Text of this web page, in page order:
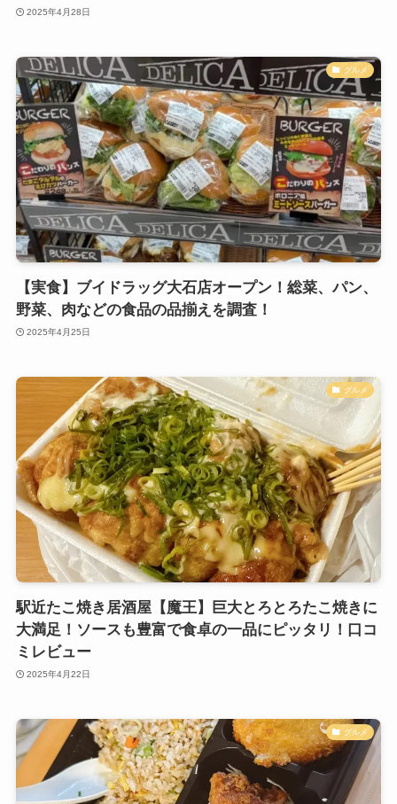
2025年4月28日
グルメ
【実食】ブイドラッグ大石店オープン！総菜、パン、
野菜、肉などの食品の品揃えを調査！
2025年4月25日
グルメ
駅近たこ焼き居酒屋【魔王】巨大とろとろたこ焼きに
大満足！ソースも豊富で食卓の一品にピッタリ！口コ
ミレビュー
2025年4月22日
グルメ